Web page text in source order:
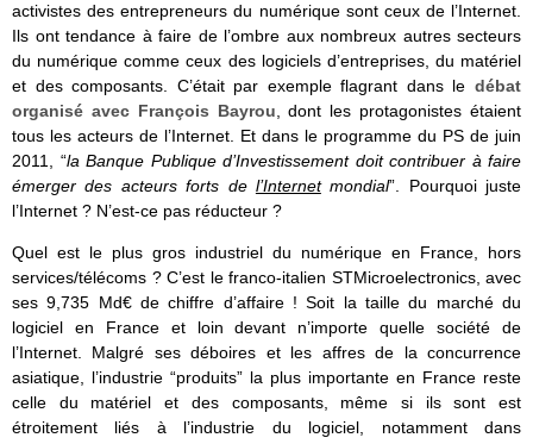
activistes des entrepreneurs du numérique sont ceux de l’Internet.
Ils ont tendance à faire de l’ombre aux nombreux autres secteurs
du numérique comme ceux des logiciels d’entreprises, du matériel
et des composants. C’était par exemple flagrant dans le débat
organisé avec François Bayrou, dont les protagonistes étaient
tous les acteurs de l’Internet. Et dans le programme du PS de juin
2011, “la Banque Publique d’Investissement doit contribuer à faire
émerger des acteurs forts de l’Internetmondial”. Pourquoi juste
l’Internet ? N’est-ce pas réducteur ?
Quel est le plus gros industriel du numérique en France, hors
services/télécoms ? C’est le franco-italien STMicroelectronics, avec
ses 9,735 Md€ de chiffre d’affaire ! Soit la taille du marché du
logiciel en France et loin devant n’importe quelle société de
l’Internet. Malgré ses déboires et les affres de la concurrence
asiatique, l’industrie “produits” la plus importante en France reste
celle du matériel et des composants, même si ils sont est
étroitement liés à l’industrie du logiciel, notamment dans